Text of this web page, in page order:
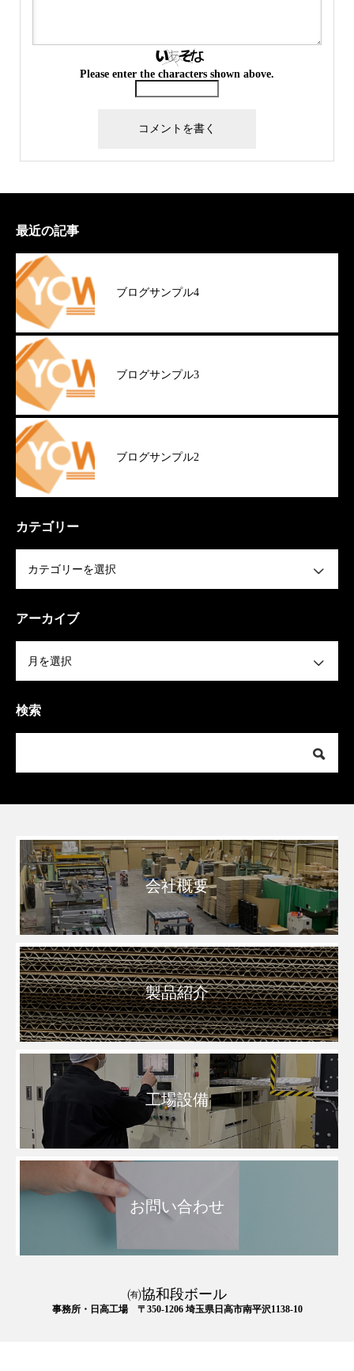
Please enter the characters shown above.
最近の記事
ブログサンプル4
ブログサンプル3
ブログサンプル2
カテゴリー
アーカイブ
検索
会社概要
製品紹介
工場設備
お問い合わせ
㈲協和段ボール
事務所・日高工場 〒350-1206 埼玉県日高市南平沢1138-10